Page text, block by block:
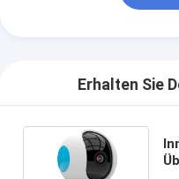
Erhalten Sie